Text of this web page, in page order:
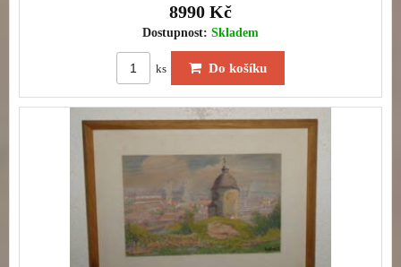
8990 Kč
Dostupnost: Skladem
ks Do košíku